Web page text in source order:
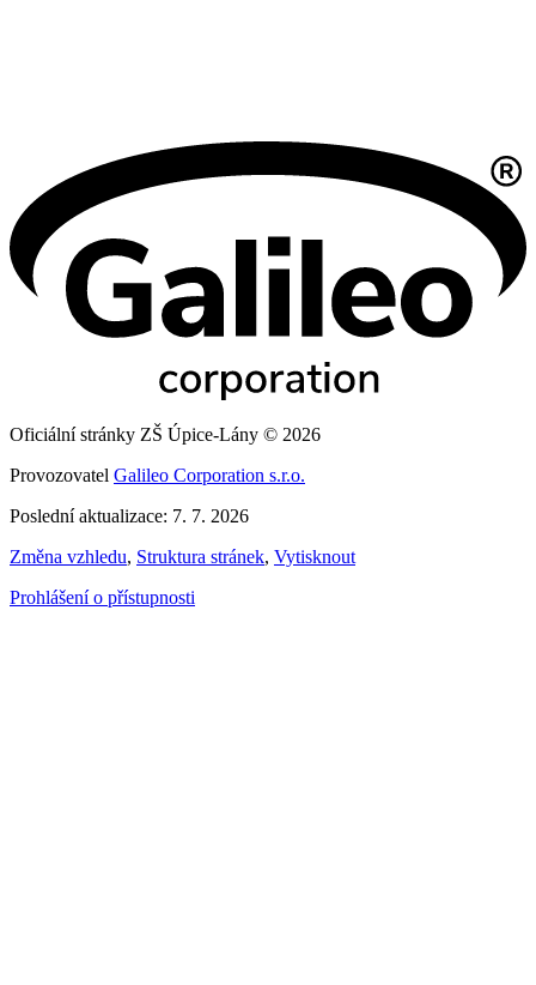
Oficiální stránky ZŠ Úpice-Lány © 2026
Provozovatel Galileo Corporation s.r.o.
Poslední aktualizace: 7. 7. 2026
Změna vzhledu, Struktura stránek, Vytisknout
Prohlášení o přístupnosti